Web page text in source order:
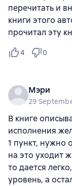
перечитать и
книги этого
прочитал эту
4 0
Мэри
29
В книге
исполнения
1 пункт, нужно
на это уходит
то дается
уровень, а